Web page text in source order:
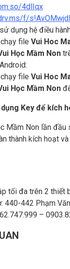
4dlIqx
f/
dụng hệ điều
file Vui Hoc
Học Mầm Non
file Vui Hoc
Học Mầm Non
Key để kích
Mầm Non lần đầu
thành kích hoạt
tối đa trên 2 thiết
440-442 Phạm
–